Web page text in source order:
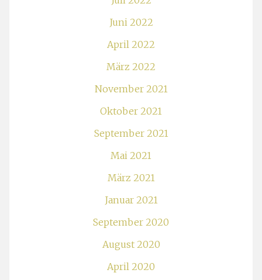
Juni 2022
April 2022
März 2022
November 2021
Oktober 2021
September 2021
Mai 2021
März 2021
Januar 2021
September 2020
August 2020
April 2020